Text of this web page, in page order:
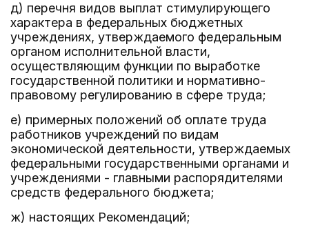
д) перечня видов выплат стимулирующего
характера в федеральных бюджетных
учреждениях, утверждаемого федеральным
органом исполнительной власти,
осуществляющим функции по выработке
государственной политики и нормативно-
правовому регулированию в сфере труда;
е) примерных положений об оплате труда
работников учреждений по видам
экономической деятельности, утверждаемых
федеральными государственными органами и
учреждениями - главными распорядителями
средств федерального бюджета;
ж) настоящих Рекомендаций;